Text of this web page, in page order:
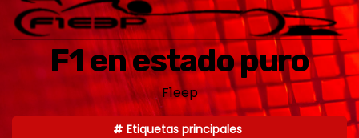
F1 en estado puro
F1eep
Etiquetas principales